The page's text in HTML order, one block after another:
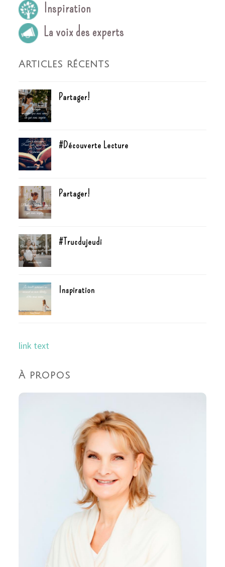
Inspiration
La voix des experts
Articles récents
Partager!
#Découverte Lecture
Partager!
#Trucdujeudi
Inspiration
link text
À propos